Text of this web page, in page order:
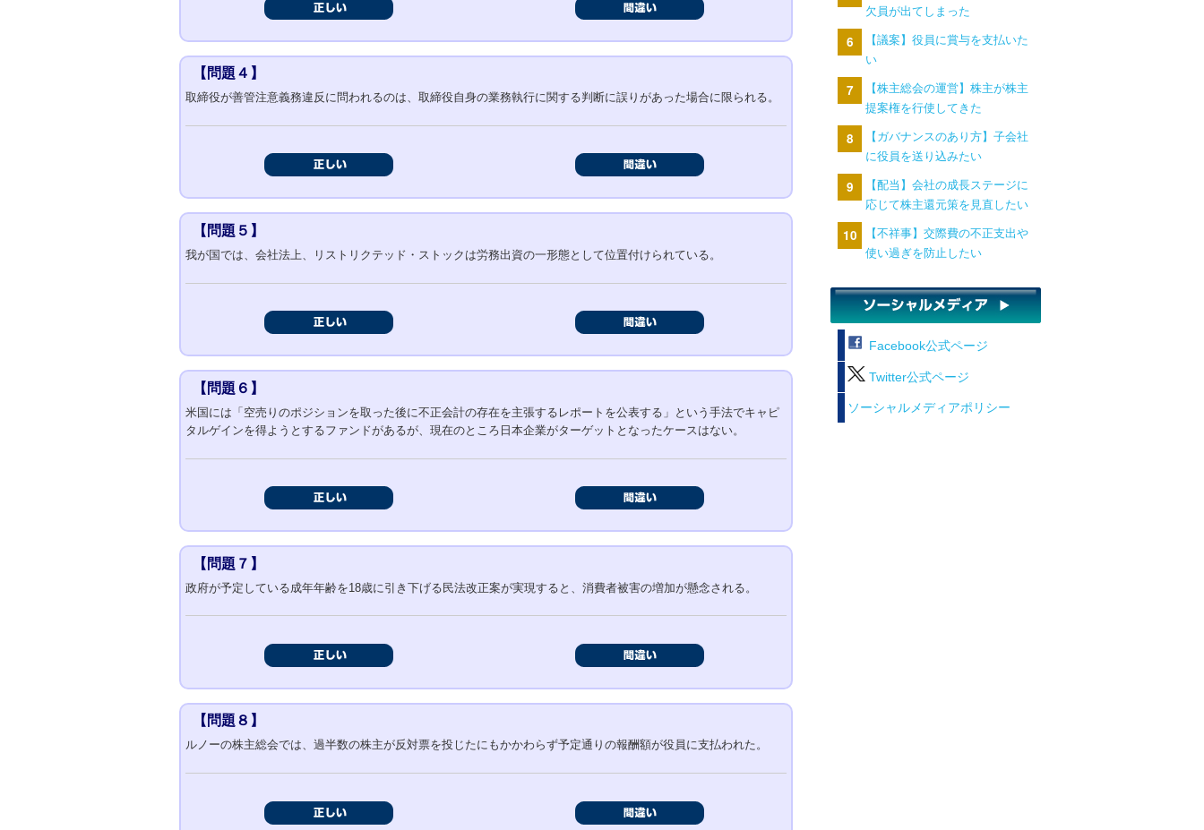
【問題４】
取締役が善管注意義務違反に問われるのは、取締役自身の業務執行に関する判断に誤りがあった場合に限られる。
【問題５】
我が国では、会社法上、リストリクテッド・ストックは労務出資の一形態として位置付けられている。
【問題６】
米国には「空売りのポジションを取った後に不正会計の存在を主張するレポートを公表する」という手法でキャピ
タルゲインを得ようとするファンドがあるが、現在のところ日本企業がターゲットとなったケースはない。
【問題７】
政府が予定している成年年齢を18歳に引き下げる民法改正案が実現すると、消費者被害の増加が懸念される。
【問題８】
ルノーの株主総会では、過半数の株主が反対票を投じたにもかかわらず予定通りの報酬額が役員に支払われた。
欠員が出てしまった
【議案】役員に賞与を支払いた
い
【株主総会の運営】株主が株主
提案権を行使してきた
【ガバナンスのあり方】子会社
に役員を送り込みたい
【配当】会社の成長ステージに
応じて株主還元策を見直したい
【不祥事】交際費の不正支出や
使い過ぎを防止したい
Facebook公式ページ
Twitter公式ページ
ソーシャルメディアポリシー